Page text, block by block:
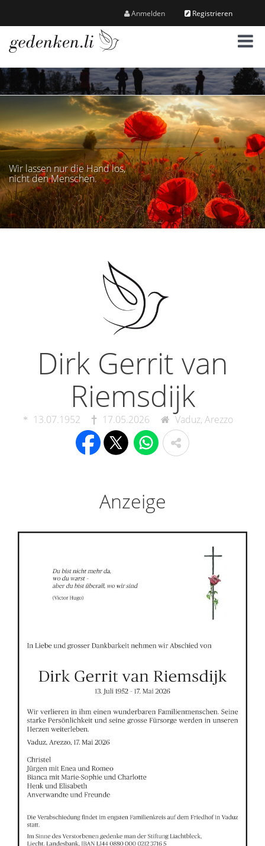
Anmelden Registrieren
M
e
n
ü
Wir lassen nur die Hand los,
nicht den Menschen.
Dirk Gerrit van
Riemsdijk
13.07.1952 17.05.2026 Vaduz, Arezzo
Anzeige